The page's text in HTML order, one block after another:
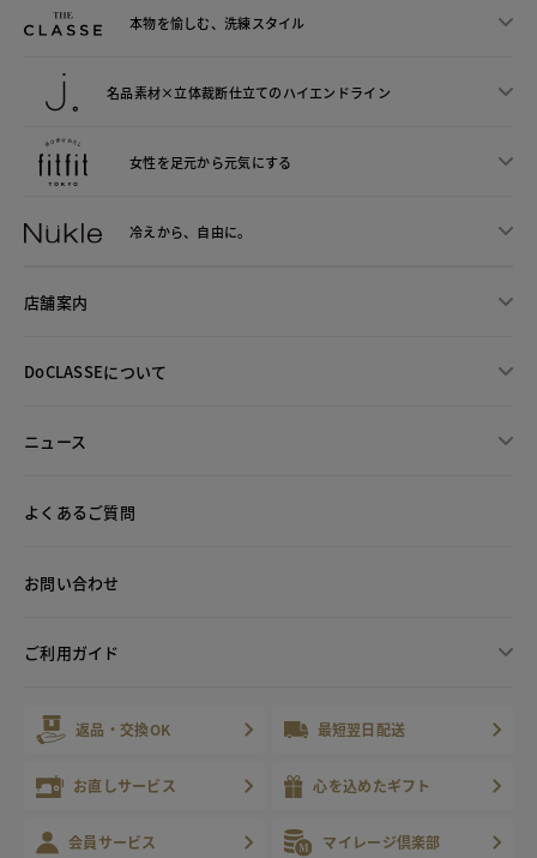
本物を愉しむ、洗練スタイル
名品素材×立体裁断仕立てのハイエンドライン
女性を足元から元気にする
冷えから、 自由に。
店舗案内
DoCLASSEについて
ニュース
よくあるご質問
お問い合わせ
ご利用ガイド
返品・交換OK 最短翌日配送
お直しサービス 心を込めたギフト
会員サービス マイレージ倶楽部